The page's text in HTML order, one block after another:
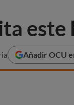
este
Añadir OCU